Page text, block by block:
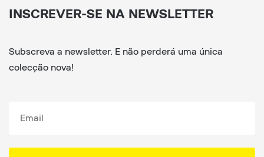
INSCREVER-SE NA NEWSLETTER
Subscreva a newsletter. E não perderá uma única
colecção nova!